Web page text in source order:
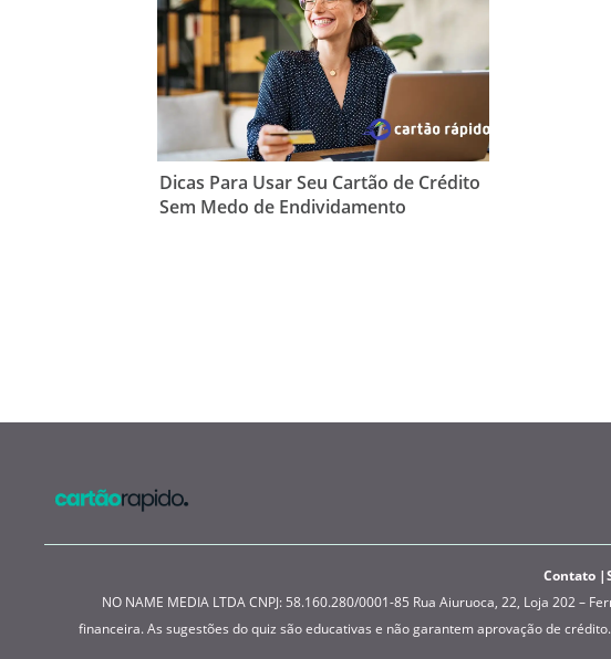
Dicas Para Usar Seu Cartão de Crédito
Sem Medo de Endividamento
Contato
NO NAME MEDIA LTDA CNPJ: 58.160.280/0001-85 Rua Aiuruoca, 22, Loja 202
financeira. As sugestões do quiz são educativas e não garantem aprovação de